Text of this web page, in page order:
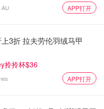
APP打开
3折 拉夫劳伦羽绒马甲
拎拎杯$36
APP打开